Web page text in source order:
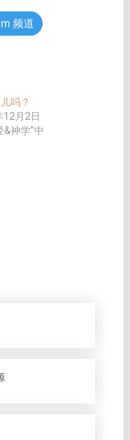
频道
吗？
12月2日
&神学”中